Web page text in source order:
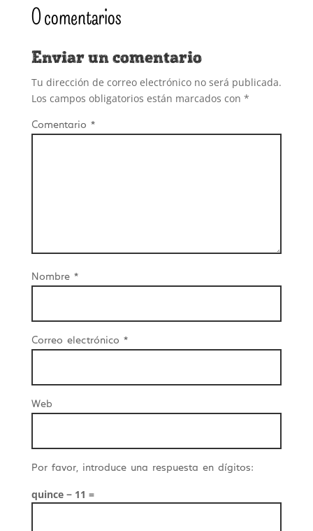
0 comentarios
Enviar un comentario
Tu dirección de correo electrónico no será publicada.
Los campos obligatorios están marcados con *
Comentario *
Nombre *
Correo electrónico *
Web
Por favor, introduce una respuesta en dígitos:
quince − 11 =